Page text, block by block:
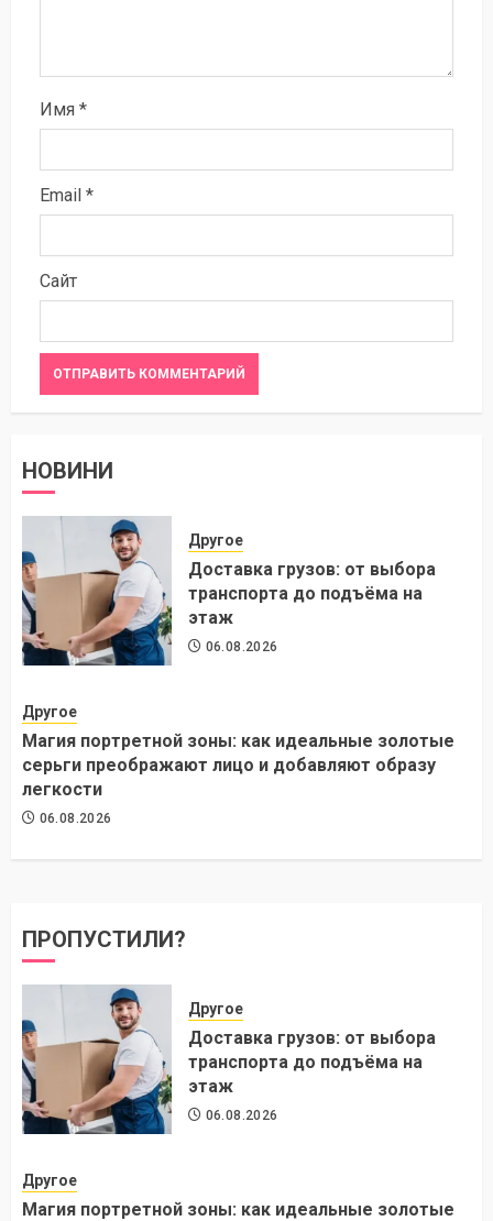
Имя *
Email *
Сайт
НОВИНИ
Другое
Доставка грузов: от выбора
транспорта до подъёма на
этаж
06.08.2026
Другое
Магия портретной зоны: как идеальные золотые
серьги преображают лицо и добавляют образу
легкости
06.08.2026
ПРОПУСТИЛИ?
Другое
Доставка грузов: от выбора
транспорта до подъёма на
этаж
06.08.2026
Другое
Магия портретной зоны: как идеальные золотые